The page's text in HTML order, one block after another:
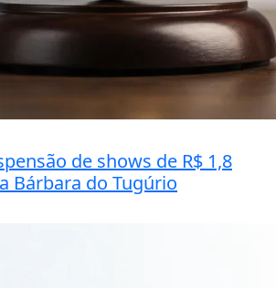
de shows de R$ 1,8
Bárbara do Tugúrio